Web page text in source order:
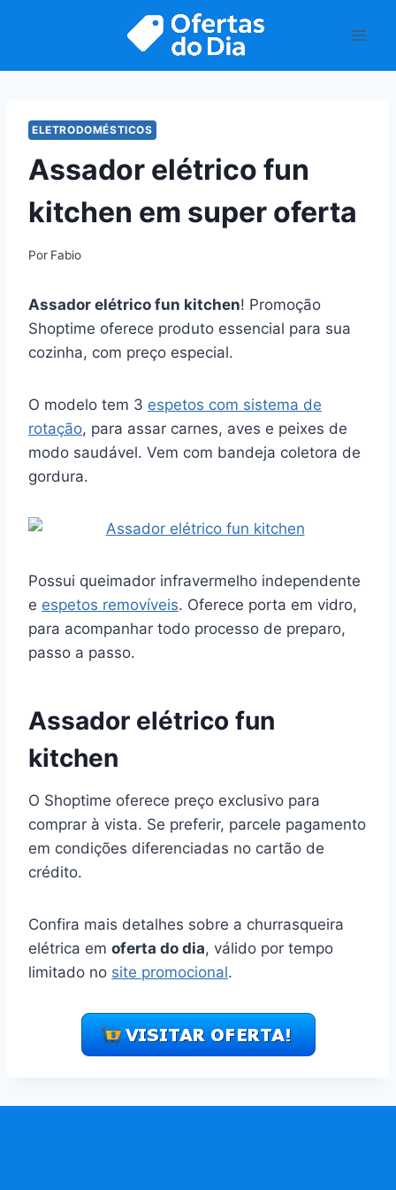
ELETRODOMÉSTICOS
Assador elétrico fun
kitchen em super oferta
Por Fabio
Assador elétrico fun kitchen! Promoção
Shoptime oferece produto essencial para sua
cozinha, com preço especial.
O modelo tem 3 espetos com sistema de
rotação, para assar carnes, aves e peixes de
modo saudável. Vem com bandeja coletora de
gordura.
Possui queimador infravermelho independente
e espetos removíveis. Oferece porta em vidro,
para acompanhar todo processo de preparo,
passo a passo.
Assador elétrico fun
kitchen
O Shoptime oferece preço exclusivo para
comprar à vista. Se preferir, parcele pagamento
em condições diferenciadas no cartão de
crédito.
Confira mais detalhes sobre a churrasqueira
elétrica em oferta do dia, válido por tempo
limitado no site promocional.